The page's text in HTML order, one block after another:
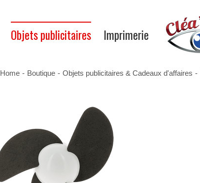
Objets publicitaires Imprimerie
Home - Boutique - Objets publicitaires & Cadeaux d'affaires -